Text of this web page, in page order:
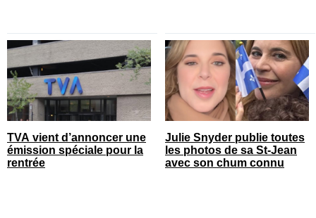
TVA vient d’annoncer une
émission spéciale pour la
rentrée
Julie Snyder publie toutes
les photos de sa St-Jean
avec son chum connu